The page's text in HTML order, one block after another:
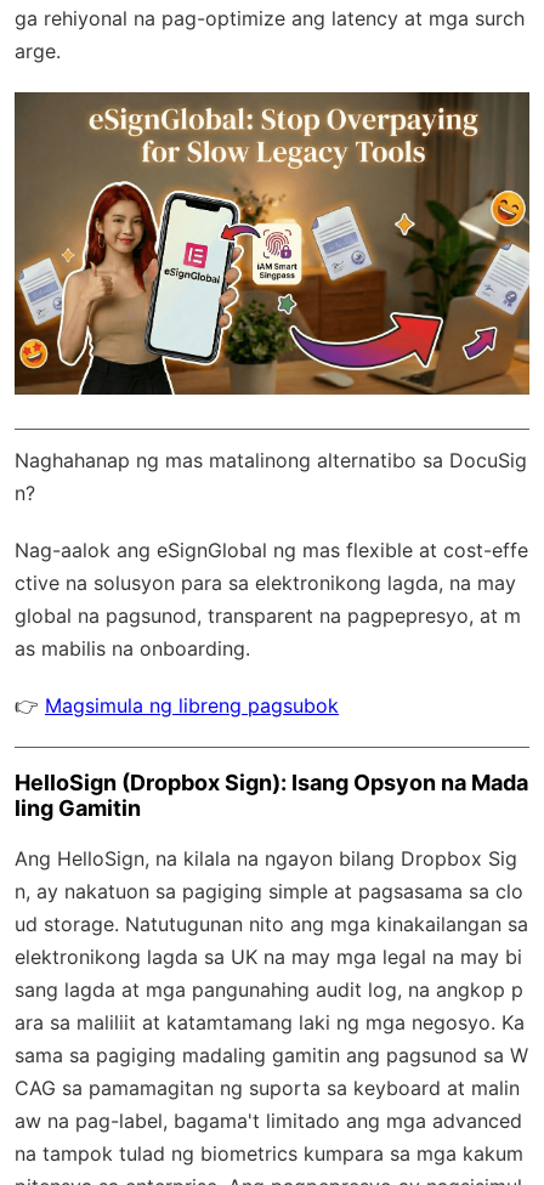
ga rehiyonal na pag-optimize ang latency at mga surch
arge.
Naghahanap ng mas matalinong alternatibo sa DocuSig
n?
Nag-aalok ang eSignGlobal ng mas flexible at cost-effe
ctive na solusyon para sa elektronikong lagda, na may
global na pagsunod, transparent na pagpepresyo, at m
as mabilis na onboarding.
👉 Magsimula ng libreng pagsubok
HelloSign (Dropbox Sign): Isang Opsyon na Mada
ling Gamitin
Ang HelloSign, na kilala na ngayon bilang Dropbox Sig
n, ay nakatuon sa pagiging simple at pagsasama sa clo
ud storage. Natutugunan nito ang mga kinakailangan sa
elektronikong lagda sa UK na may mga legal na may bi
sang lagda at mga pangunahing audit log, na angkop p
ara sa maliliit at katamtamang laki ng mga negosyo. Ka
sama sa pagiging madaling gamitin ang pagsunod sa W
CAG sa pamamagitan ng suporta sa keyboard at malin
aw na pag-label, bagama't limitado ang mga advanced
na tampok tulad ng biometrics kumpara sa mga kakum